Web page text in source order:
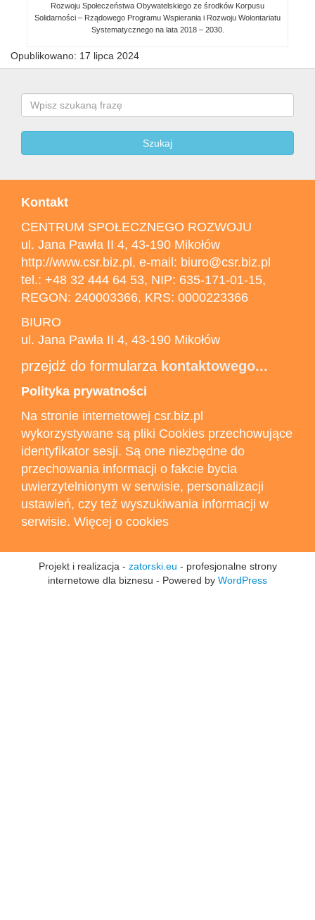
Rozwoju Społeczeństwa Obywatelskiego ze środków Korpusu
Solidarności – Rządowego Programu Wspierania i Rozwoju Wolontariatu
Systematycznego na lata 2018 – 2030.
Opublikowano: 17 lipca 2024
Search
Szukaj
Kontakt
CENTRUM SPOŁECZNEGO ROZWOJU
ul. Jana Pawła II 4, 43-190 Mikołów
http://www.csr.biz.pl, e-mail: biuro@csr.biz.pl
tel.: +48 32 444 64 53, NIP: 635-171-01-15,
REGON: 240003366, KRS: 0000223366
BIURO
ul. Jana Pawła II 4, 43-190 Mikołów
przejdź do formularza kontaktowego...
Polityka prywatności
Na stronie internetowej csr.biz.pl
wykorzystywane są pliki Cookies przechowujące
identyfikator sesji. Są one niezbędne do
przechowania informacji o fakcie bycia
uwierzytelnionym w serwisie, personalizacji
ustawień, czy też wyszukiwania informacji w
serwisie. Więcej o cookies
Projekt i realizacja - zatorski.eu - profesjonalne strony
internetowe dla biznesu - Powered by WordPress